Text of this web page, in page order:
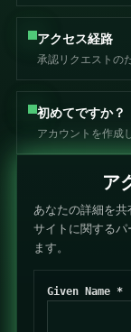
アクセス経路
承認リクエストの
初めてですか？
アカウントを作成
ア
あなたの詳細を
サイトに関するパ
ます。
Given Name *